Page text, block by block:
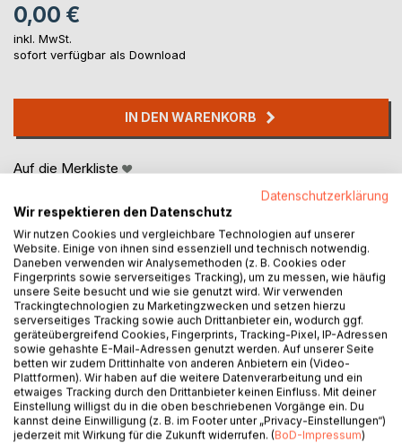
0,00 €
inkl. MwSt.
sofort verfügbar als Download
IN DEN WARENKORB
Auf die Merkliste
BESCHREIBUNG
Das vorliegende Werk verfolgt das Ziel, die Beziehung des
Islams zur Vernunft zu klären. Gleichzeitig vermag es die
Leserschaft über die islamischen Glaubensvorstellungen,
Riten und Lebensregeln eingehend zu unterrichten und ihr
Datenschutzerklärung
Wir respektieren den Datenschutz
Wir nutzen Cookies und vergleichbare Technologien auf unserer
Website. Einige von ihnen sind essenziell und technisch notwendig.
Daneben verwenden wir Analysemethoden (z. B. Cookies oder
Fingerprints sowie serverseitiges Tracking), um zu messen, wie häufig
unsere Seite besucht und wie sie genutzt wird. Wir verwenden
Trackingtechnologien zu Marketingzwecken und setzen hierzu
serverseitiges Tracking sowie auch Drittanbieter ein, wodurch ggf.
geräteübergreifend Cookies, Fingerprints, Tracking-Pixel, IP-Adressen
sowie gehashte E-Mail-Adressen genutzt werden. Auf unserer Seite
betten wir zudem Drittinhalte von anderen Anbietern ein (Video-
Plattformen). Wir haben auf die weitere Datenverarbeitung und ein
etwaiges Tracking durch den Drittanbieter keinen Einfluss. Mit deiner
Einstellung willigst du in die oben beschriebenen Vorgänge ein. Du
kannst deine Einwilligung (z. B. im Footer unter „Privacy-Einstellungen“)
jederzeit mit Wirkung für die Zukunft widerrufen. (BoD-Impressum)